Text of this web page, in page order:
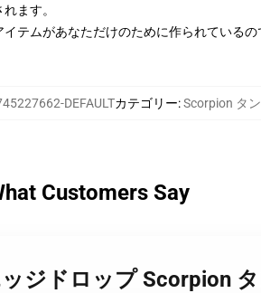
ます。
テムがあなただけのために作られている
DEFAULTカテゴリー:Scorpion タ
Customers Say
ジドロップ Scorpion